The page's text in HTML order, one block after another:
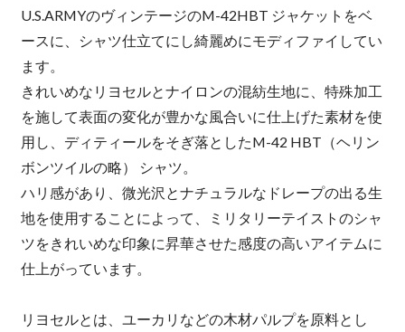
U.S.ARMYのヴィンテージのM-42HBT ジャケットをベ
ースに、シャツ仕立てにし綺麗めにモディファイしてい
ます。
きれいめなリヨセルとナイロンの混紡生地に、特殊加工
を施して表面の変化が豊かな風合いに仕上げた素材を使
用し、ディティールをそぎ落としたM-42 HBT（ヘリン
ボンツイルの略） シャツ。
ハリ感があり、微光沢とナチュラルなドレープの出る生
地を使用することによって、ミリタリーテイストのシャ
ツをきれいめな印象に昇華させた感度の高いアイテムに
仕上がっています。
リヨセルとは、ユーカリなどの木材パルプを原料とし